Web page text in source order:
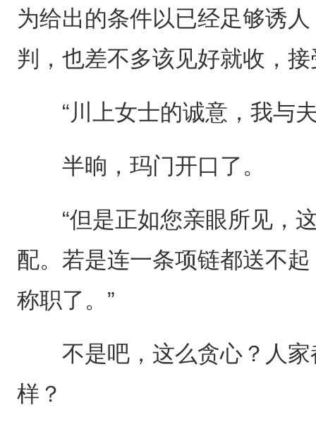
为给出的条件以已经足够诱
判，也差不多该见好就收，
“川上女士的诚意，我与夫
半晌，玛门开口了。
“但是正如您亲眼所见，这
配。若是连一条项链都送不
称职了。”
不是吧，这么贪心？人家
样？